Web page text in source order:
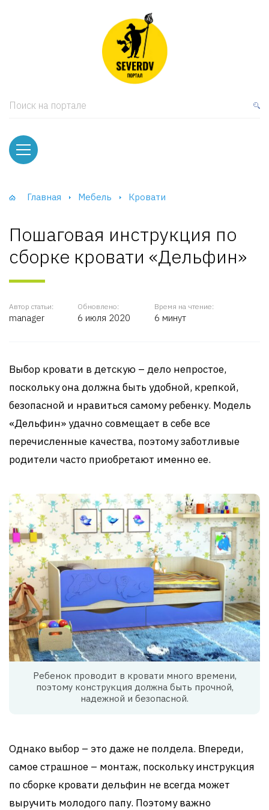
Поиск на портале
Главная Мебель Кровати
Пошаговая инструкция по
сборке кровати «Дельфин»
Автор статьи:
manager
Обновлено:
6 июля 2020
Время на чтение:
6 минут
Выбор кровати в детскую – дело непростое,
поскольку она должна быть удобной, крепкой,
безопасной и нравиться самому ребенку. Модель
«Дельфин» удачно совмещает в себе все
перечисленные качества, поэтому заботливые
родители часто приобретают именно ее.
Ребенок проводит в кровати много времени,
поэтому конструкция должна быть прочной,
надежной и безопасной.
Однако выбор – это даже не полдела. Впереди,
самое страшное – монтаж, поскольку инструкция
по сборке кровати дельфин не всегда может
выручить молодого папу. Поэтому важно
и тумбы